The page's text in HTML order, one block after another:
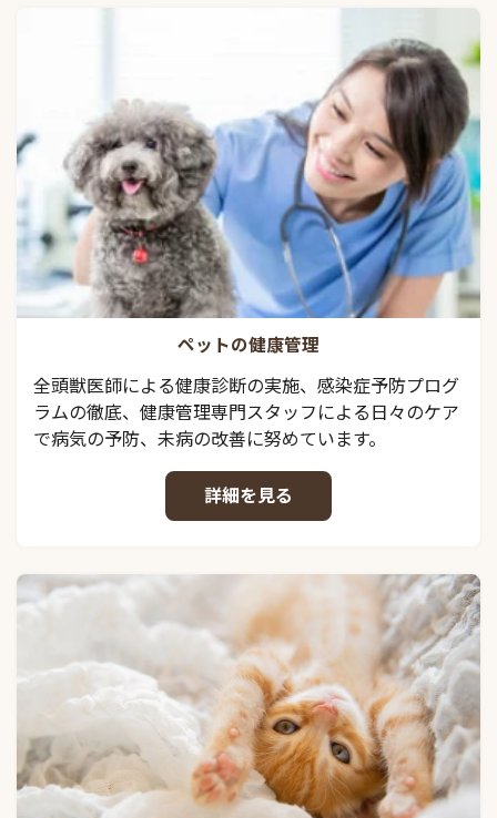
ペットの健康管理
全頭獣医師による健康診断の実施、感染症予防プログ
ラムの徹底、健康管理専門スタッフによる日々のケア
で病気の予防、未病の改善に努めています。
詳細を見る